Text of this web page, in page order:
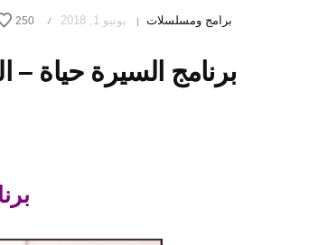
برامج ومسلسلات | يونيو 1, 2018 /
250
برنامج السيرة حياة –